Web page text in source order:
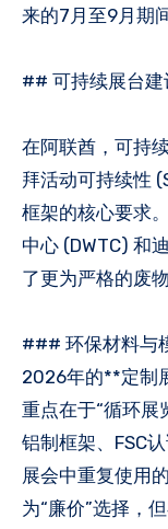
来的7月至9月期
## 可持续展台
在阿联酋，可持
拜活动可持续性
框架的核心要求
中心 (DWTC) 和
了更为严格的废
### 环保材料与
2026年的**定制
重点在于“循环展
铝制框架、FSC
展会中重复使用
为“廉价”选择，